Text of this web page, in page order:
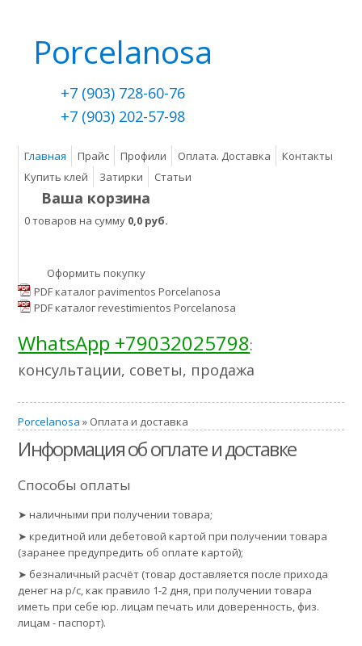
Porcelanosa
+7 (903) 728-60-76
+7 (903) 202-57-98
Главная Прайс Профили Оплата. Доставка
Контакты
Купить клей
Затирки Статьи
Ваша корзина
0 товаров на сумму 0,0 руб.
Оформить покупку
PDF каталог pavimentos Porcelanosa
PDF каталог revestimientos Porcelanosa
WhatsApp +79032025798:
консультации, советы, продажа
Porcelanosa » Оплата и доставка
Информация об оплате и доставке
Способы оплаты
➤ наличными при получении товара;
➤ кредитной или дебетовой картой при получении товара
(заранее предупредить об оплате картой);
➤ безналичный расчёт (товар доставляется после прихода
денег на р/с, как правило 1-2 дня, при получении товара
иметь при себе юр. лицам печать или доверенность, физ.
лицам - паспорт).